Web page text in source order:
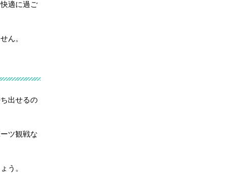
適に過ご
ん。
出せるの
ツ観戦な
う。